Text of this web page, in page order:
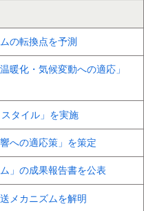
の転換点を予測
暖化・気候変動への適応」
タイル」を実施
への適応策」を策定
」の成果報告書を公表
メカニズムを解明